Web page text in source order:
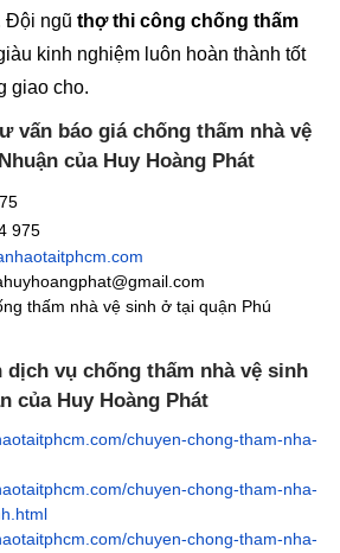
Đội ngũ thợ thi công chống thấm
kinh nghiệm luôn hoàn thành tốt
giao cho.
vấn báo giá chống thấm nhà vệ
của Huy Hoàng Phát
975
thấm nhà vệ sinh ở tại quận Phú
dịch vụ chống thấm nhà vệ sinh
của Huy Hoàng Phát
chuyen-chong-tham-nha-
chuyen-chong-tham-nha-
chuyen-chong-tham-nha-